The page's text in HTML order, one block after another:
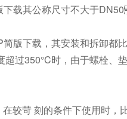
载其公称尺寸不大于
下载，其安装和拆卸都比
过350°C时，由于螺栓
在较苛 刻的条件下使用时